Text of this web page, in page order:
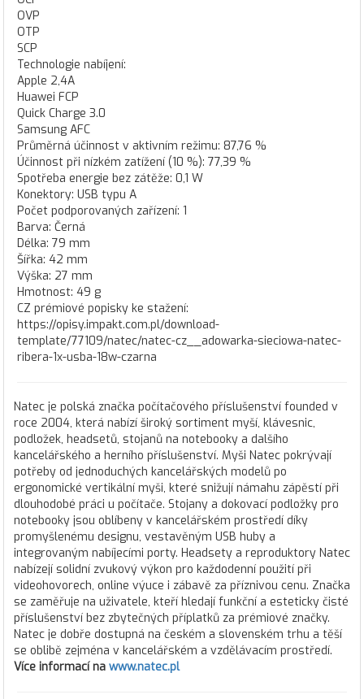
OVP
OTP
SCP
Technologie nabíjení:
Apple 2,4A
Huawei FCP
Quick Charge 3.0
Samsung AFC
Průměrná účinnost v aktivním režimu: 87,76 %
Účinnost při nízkém zatížení (10 %): 77,39 %
Spotřeba energie bez zátěže: 0,1 W
Konektory: USB typu A
Počet podporovaných zařízení: 1
Barva: Černá
Délka: 79 mm
Šířka: 42 mm
Výška: 27 mm
Hmotnost: 49 g
CZ prémiové popisky ke stažení:
https://opisy.impakt.com.pl/download-
template/77109/natec/natec-cz__adowarka-sieciowa-natec-
ribera-1x-usba-18w-czarna
Natec je polská značka počítačového příslušenství founded v
roce 2004, která nabízí široký sortiment myší, klávesnic,
podložek, headsetů, stojanů na notebooky a dalšího
kancelářského a herního příslušenství. Myši Natec pokrývají
potřeby od jednoduchých kancelářských modelů po
ergonomické vertikální myši, které snižují námahu zápěstí při
dlouhodobé práci u počítače. Stojany a dokovací podložky pro
notebooky jsou oblíbeny v kancelářském prostředí díky
promyšlenému designu, vestavěným USB huby a
integrovaným nabíjecími porty. Headsety a reproduktory Natec
nabízejí solidní zvukový výkon pro každodenní použití při
videohovorech, online výuce i zábavě za příznivou cenu. Značka
se zaměřuje na uživatele, kteří hledají funkční a esteticky čisté
příslušenství bez zbytečných příplatků za prémiové značky.
Natec je dobře dostupná na českém a slovenském trhu a těší
se oblibě zejména v kancelářském a vzdělávacím prostředí.
Více informací na www.natec.pl